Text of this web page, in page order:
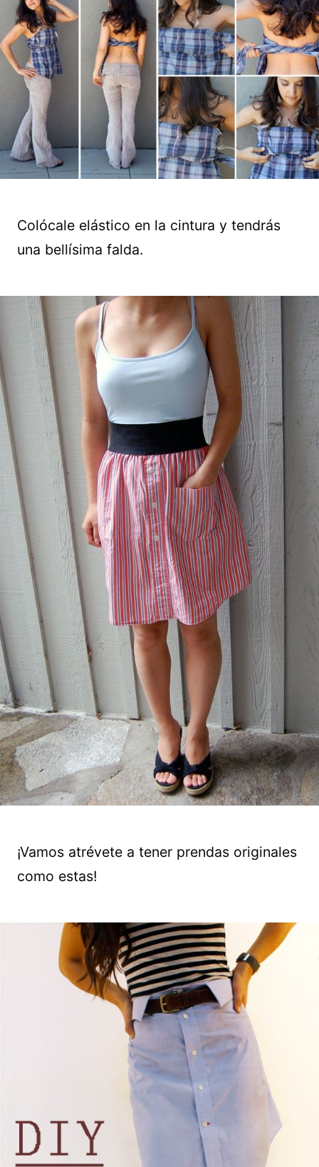
Colócale elástico en la cintura y tendrás
una bellísima falda.
¡Vamos atrévete a tener prendas originales
como estas!